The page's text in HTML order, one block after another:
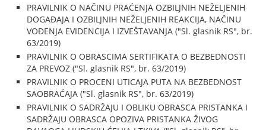
PRAVILNIK O NAČINU PRAĆENJA OZBILJNIH NEŽELJENIH
DOGAĐAJA I OZBILJNIH NEŽELJENIH REAKCIJA, NAČINU
VOĐENJA EVIDENCIJA I IZVEŠTAVANJA ("Sl. glasnik RS", br.
63/2019)
PRAVILNIK O OBRASCIMA SERTIFIKATA O BEZBEDNOSTI
ZA PREVOZ ("Sl. glasnik RS", br. 63/2019)
PRAVILNIK O PROCENI UTICAJA PUTA NA BEZBEDNOST
SAOBRAĆAJA ("Sl. glasnik RS", br. 63/2019)
PRAVILNIK O SADRŽAJU I OBLIKU OBRASCA PRISTANKA I
SADRŽAJU OBRASCA OPOZIVA PRISTANKA ŽIVOG